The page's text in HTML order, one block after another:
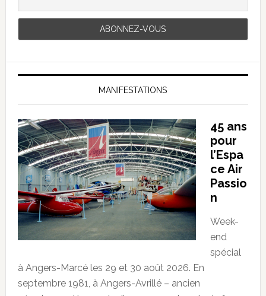
MANIFESTATIONS
45 ans
pour
l’Espa
ce Air
Passio
n
Week-
end
spécial
à Angers-Marcé les 29 et 30 août 2026. En
septembre 1981, à Angers-Avrillé – ancien